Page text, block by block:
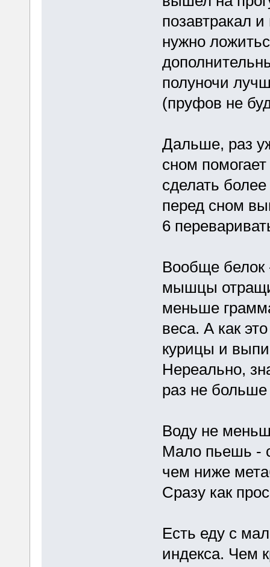
позавтракал
нужно
полуночи
(пруфов не
Дальше, раз
сном
сделать
перед сном
6
Вообще белок
мышцы
меньше
веса. А как
курицы и
Нереально,
раз не больше
Воду не
Мало пьешь -
чем ниже
Сразу как
Есть еду с
индекса. Чем